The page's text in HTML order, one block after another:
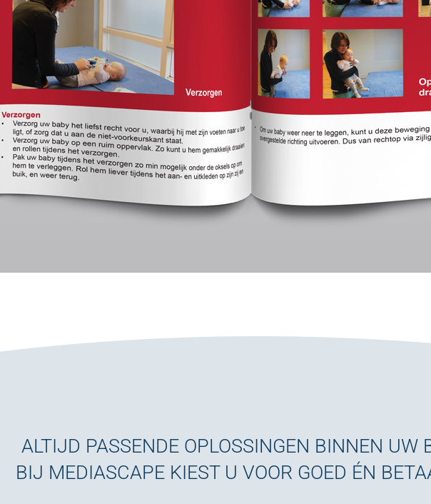
ALTIJD PASSENDE OPLOSSINGEN BINNEN UW
BIJ MEDIASCAPE KIEST U VOOR GOED ÉN